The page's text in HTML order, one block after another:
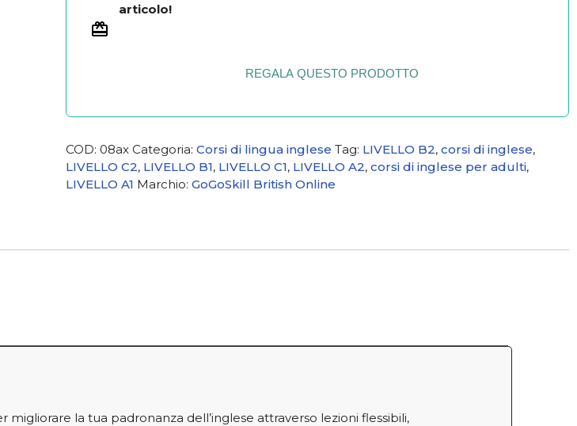
articolo!
REGALA QUESTO PRODOTTO
COD:08ax Categoria:Corsi di lingua inglese Tag: LIVELLO B2,corsi di inglese,
LIVELLO C2, LIVELLO B1, LIVELLO C1, LIVELLO A2,corsi di inglese per adulti,
LIVELLO A1 Marchio:GoGoSkill British Online
la tua padronanza dell’inglese attraverso lezioni flessibili,